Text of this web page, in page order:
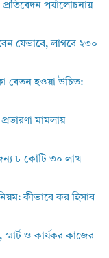
পর্যালোচনায়
যেভাবে, লাগবে ২৩০
বেতন হওয়া উচিত:
মামলায়
জন্য ৮ কোটি ৩০ লাখ
কীভাবে কর হিসাব
ও কার্যকর কাজের